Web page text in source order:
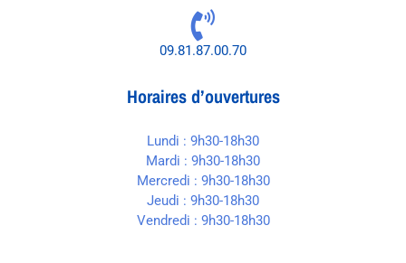
09.81.87.00.70
Horaires d’ouvertures
Lundi : 9h30-18h30
Mardi : 9h30-18h30
Mercredi : 9h30-18h30
Jeudi : 9h30-18h30
Vendredi : 9h30-18h30